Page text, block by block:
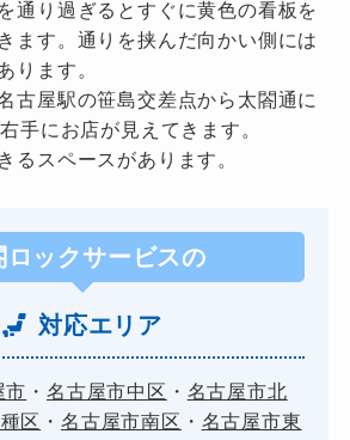
通り過ぎるとすぐに黄色の看板を
ます。通りを挟んだ向かい側には
ります。
古屋駅の笹島交差点から太閤通に
手にお店が見えてきます。
るスペースがあります。
ロックサービスの
対応エリア
市 ・ 名古屋市中区 ・ 名古屋市北
区 ・ 名古屋市南区 ・ 名古屋市東